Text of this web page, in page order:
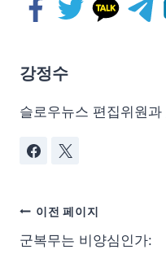
강정수
슬로우뉴스 편집위원과
이전 페이지
군복무는 비양심인가: